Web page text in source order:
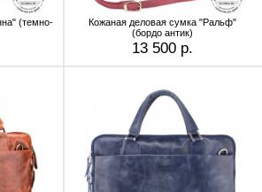
(темно-
Кожаная деловая сумка "Ральф"
(бордо антик)
13 500 р.